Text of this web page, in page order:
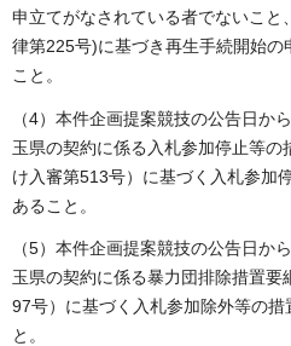
申立てがなされている者でないこ
律第225号)に基づき再生手続開始
こと。
（4）本件企画提案競技の公告日か
玉県の契約に係る入札参加停止等
け入審第513号）に基づく入札参加
あること。
（5）本件企画提案競技の公告日か
玉県の契約に係る暴力団排除措置
97号）に基づく入札参加除外等の措
と。